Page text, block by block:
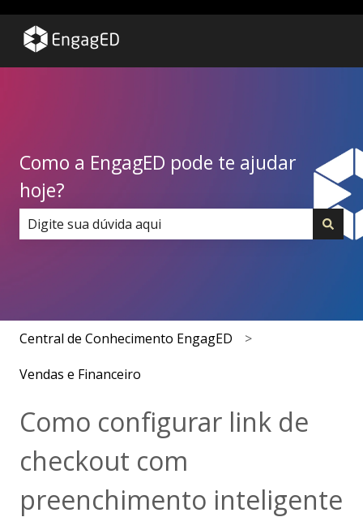
Como a EngagED pode te ajudar
hoje?
Central de Conhecimento EngagED
Vendas e Financeiro
Como configurar link de
checkout com
preenchimento inteligente